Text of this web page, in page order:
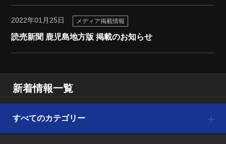
2022年01月25日 メディア掲載情報
読売新聞 鹿児島地方版 掲載のお知らせ
新着情報一覧
すべてのカテゴリー